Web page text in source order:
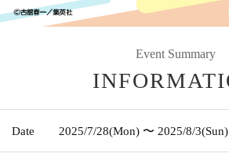
Event Summary
Date 2025/7/28(Mon) 〜 2025/8/3(Sun)